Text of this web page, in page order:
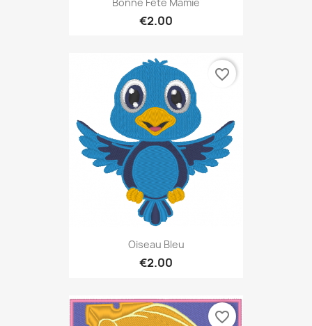
€2.00
Oiseau Bleu
€2.00
favorite_border
favorite_border